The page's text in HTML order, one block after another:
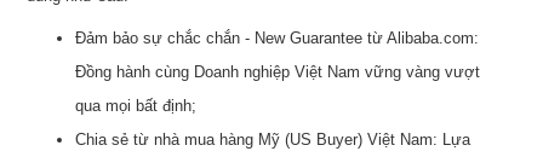
Đảm bảo sự chắc chắn - New Guarantee từ Alibaba.com:
Đồng hành cùng Doanh nghiệp Việt Nam vững vàng vượt
qua mọi bất định;
Chia sẻ từ nhà mua hàng Mỹ (US Buyer) Việt Nam: Lựa